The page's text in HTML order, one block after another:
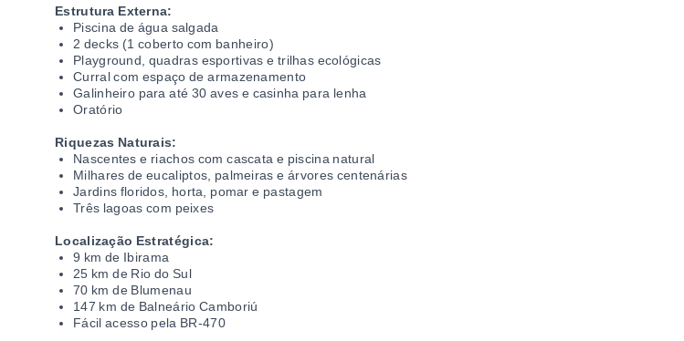
Estrutura Externa:
Piscina de água salgada
2 decks (1 coberto com banheiro)
Playground, quadras esportivas e trilhas ecológicas
Curral com espaço de armazenamento
Galinheiro para até 30 aves e casinha para lenha
Oratório
Riquezas Naturais:
Nascentes e riachos com cascata e piscina natural
Milhares de eucaliptos, palmeiras e árvores centenárias
Jardins floridos, horta, pomar e pastagem
Três lagoas com peixes
Localização Estratégica:
9 km de Ibirama
25 km de Rio do Sul
70 km de Blumenau
147 km de Balneário Camboriú
Fácil acesso pela BR-470